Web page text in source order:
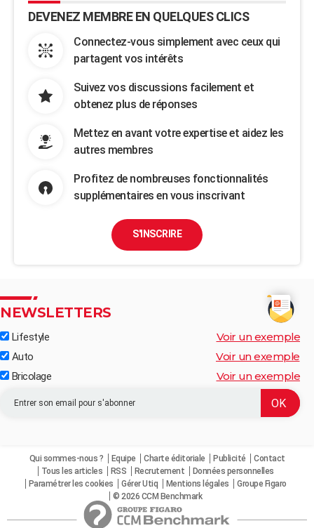
DEVENEZ MEMBRE EN QUELQUES CLICS
Connectez-vous simplement avec ceux qui
partagent vos intérêts
Suivez vos discussions facilement et
obtenez plus de réponses
Mettez en avant votre expertise et aidez les
autres membres
Profitez de nombreuses fonctionnalités
supplémentaires en vous inscrivant
S'INSCRIRE
NEWSLETTERS
Lifestyle Voir un exemple
Auto Voir un exemple
Bricolage Voir un exemple
Qui sommes-nous ? Equipe Charte éditoriale Publicité
Contact
Tous les articles
RSS Recrutement
Données personnelles
Paramétrer les cookies
Gérer Utiq Mentions légales
Groupe Figaro
© 2026 CCM Benchmark